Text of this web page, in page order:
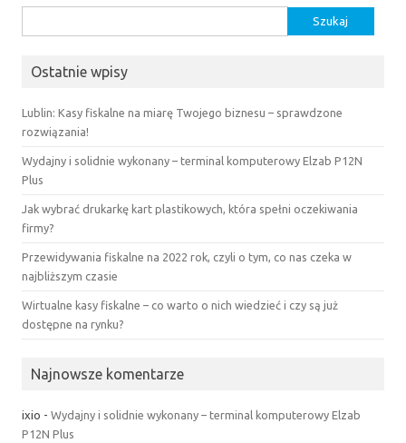
Ostatnie wpisy
Lublin: Kasy fiskalne na miarę Twojego biznesu – sprawdzone
rozwiązania!
Wydajny i solidnie wykonany – terminal komputerowy Elzab P12N
Plus
Jak wybrać drukarkę kart plastikowych, która spełni oczekiwania
firmy?
Przewidywania fiskalne na 2022 rok, czyli o tym, co nas czeka w
najbliższym czasie
Wirtualne kasy fiskalne – co warto o nich wiedzieć i czy są już
dostępne na rynku?
Najnowsze komentarze
ixio - Wydajny i solidnie wykonany – terminal komputerowy Elzab
P12N Plus